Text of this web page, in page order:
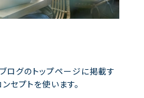
ログのトップページに掲載す
セプトを使います。